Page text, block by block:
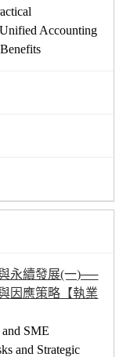
Accounting
永續發展(一)──
因應策略【執業
SME
and Strategic